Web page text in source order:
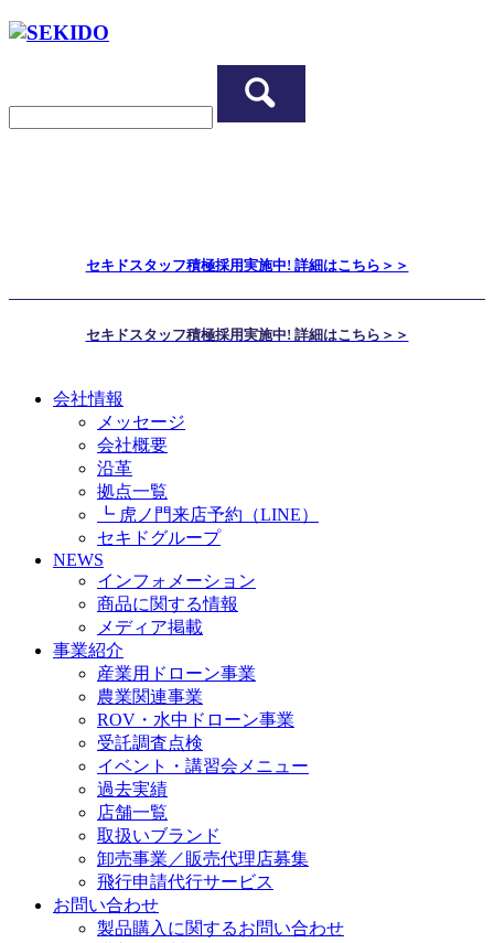
セキドスタッフ積極採用実施中! 詳細はこちら＞＞
セキドスタッフ積極採用実施中! 詳細はこちら＞＞
会社情報
メッセージ
会社概要
沿革
拠点一覧
┗ 虎ノ門来店予約（LINE）
セキドグループ
NEWS
インフォメーション
商品に関する情報
メディア掲載
事業紹介
産業用ドローン事業
農業関連事業
ROV・水中ドローン事業
受託調査点検
イベント・講習会メニュー
過去実績
店舗一覧
取扱いブランド
卸売事業／販売代理店募集
飛行申請代行サービス
お問い合わせ
製品購入に関するお問い合わせ